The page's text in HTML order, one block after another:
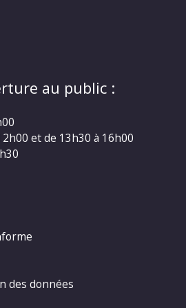
au public :
et de 13h30 à 16h00
des données